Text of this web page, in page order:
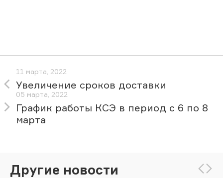
11 марта, 2022
Увеличение сроков доставки
05 марта, 2022
График работы КСЭ в период с 6 по 8
марта
Другие новости